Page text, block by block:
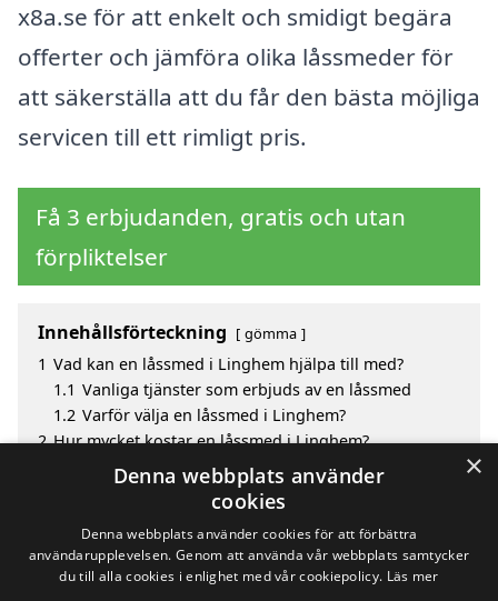
x8a.se för att enkelt och smidigt begära
offerter och jämföra olika låssmeder för
att säkerställa att du får den bästa möjliga
servicen till ett rimligt pris.
Få 3 erbjudanden, gratis och utan
förpliktelser
Innehållsförteckning gömma
1 Vad kan en låssmed i Linghem hjälpa till med?
1.1 Vanliga tjänster som erbjuds av en låssmed
1.2 Varför välja en låssmed i Linghem?
2 Hur mycket kostar en låssmed i Linghem?
Fördelar med att välja låssmed i Linghem
Sök efter en skicklig låssmed i de omgivande
×
Denna webbplats använder
cookies
Denna webbplats använder cookies för att förbättra
användarupplevelsen. Genom att använda vår webbplats samtycker
du till alla cookies i enlighet med vår cookiepolicy. Läs mer